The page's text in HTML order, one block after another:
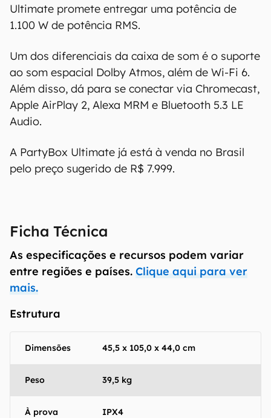
Ultimate promete entregar uma potência de
1.100 W de potência RMS.
Um dos diferenciais da caixa de som é o suporte
ao som espacial Dolby Atmos, além de Wi-Fi 6.
Além disso, dá para se conectar via Chromecast,
Apple AirPlay 2, Alexa MRM e Bluetooth 5.3 LE
Audio.
A PartyBox Ultimate já está à venda no Brasil
pelo preço sugerido de R$ 7.999.
Ficha Técnica
As especificações e recursos podem variar
entre regiões e países. Clique aqui para ver
mais.
Estrutura
Dimensões 45,5 x 105,0 x 44,0 cm
Peso 39,5 kg
À prova
IPX4
encontrar e manter atualizadas as
informações presentes em nossas fichas
técnicas, porém tenha em mente que
operadora que comercializa o produto para
confirmar suas características detalhadas e
regionais.
Aviso legal: O Canaltech não se responsabiliza
os resultados obtidos com o uso dessas
"como estão", sem qualquer garantia de
aos resultados obtidos com o uso dessas